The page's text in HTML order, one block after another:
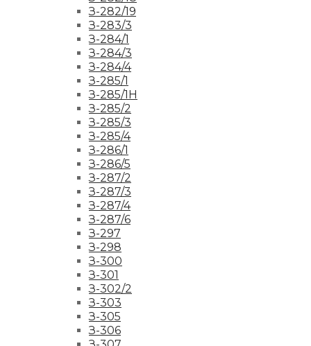
З-282/19
З-283/3
З-284/1
З-284/3
З-284/4
З-285/1
З-285/1Н
З-285/2
З-285/3
З-285/4
З-286/1
З-286/5
З-287/2
З-287/3
З-287/4
З-287/6
З-297
З-298
З-300
З-301
З-302/2
З-303
З-305
З-306